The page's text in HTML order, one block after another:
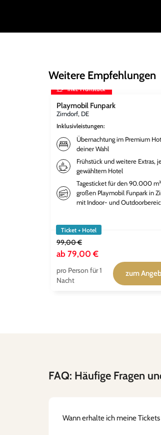
Weitere Empfehlungen
inkl. Frühstück
Playmobil Funpark
Zirndorf, DE
Inklusivleistungen:
Übernachtung im Premium
deiner Wahl
Frühstück und weitere Extras,
gewähltem Hotel
Tagesticket für den 90.000 m²
großen Playmobil Funpark in
mit Indoor- und
Ticket + Hotel
99,00 €
ab 79,00 €
pro Person für 1
Nacht
zum
FAQ: Häufige Fragen
Wann erhalte ich meine